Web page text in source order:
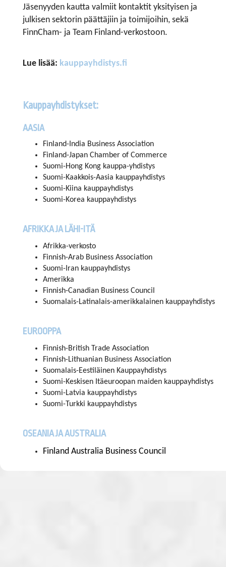
Jäsenyyden kautta valmiit kontaktit yksityisen ja
julkisen sektorin päättäjiin ja toimijoihin, sekä
FinnCham- ja Team Finland-verkostoon.
Lue lisää: kauppayhdistys.fi
Kauppayhdistykset:
AASIA
Finland-India Business Association
Finland-Japan Chamber of Commerce
Suomi-Hong Kong kauppa-yhdistys
Suomi-Kaakkois-Aasia kauppayhdistys
Suomi-Kiina kauppayhdistys
Suomi-Korea kauppayhdistys
AFRIKKA JA LÄHI-ITÄ
Afrikka-verkosto
Finnish-Arab Business Association
Suomi-Iran kauppayhdistys
Amerikka
Finnish-Canadian Business Council
Suomalais-Latinalais-amerikkalainen kauppayhdistys
EUROOPPA
Finnish-British Trade Association
Finnish-Lithuanian Business Association
Suomalais-Eestiläinen Kauppayhdistys
Suomi-Keskisen Itäeuroopan maiden kauppayhdistys
Suomi-Latvia kauppayhdistys
Suomi-Turkki kauppayhdistys
OSEANIA JA AUSTRALIA
Finland Australia Business Council